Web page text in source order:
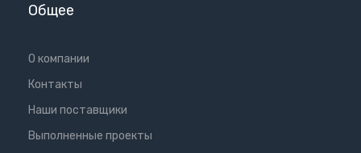
Общее
О компании
Контакты
Наши поставщики
Выполненные проекты